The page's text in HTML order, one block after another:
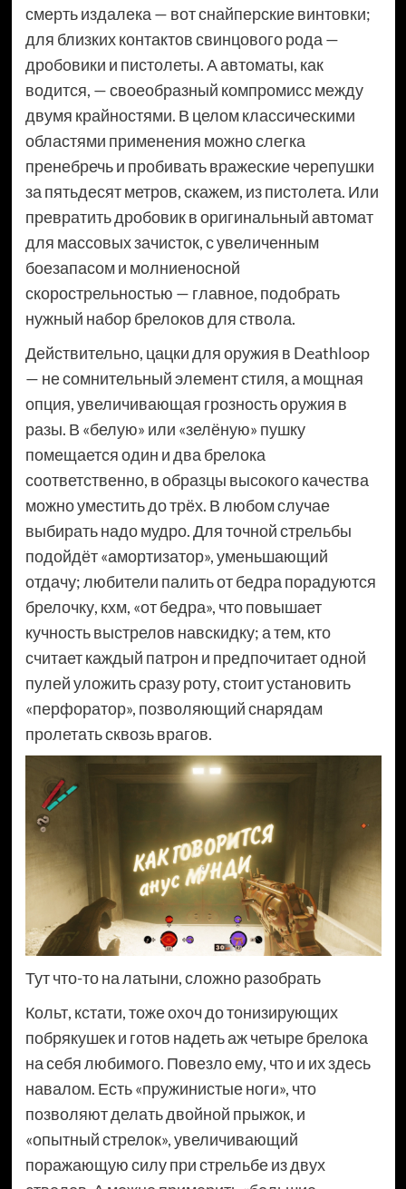
смерть издалека — вот снайперские винтовки;
для близких контактов свинцового рода —
дробовики и пистолеты. А автоматы, как
водится, — своеобразный компромисс между
двумя крайностями. В целом классическими
областями применения можно слегка
пренебречь и пробивать вражеские черепушки
за пятьдесят метров, скажем, из пистолета. Или
превратить дробовик в оригинальный автомат
для массовых зачисток, с увеличенным
боезапасом и молниеносной
скорострельностью — главное, подобрать
нужный набор брелоков для ствола.
Действительно, цацки для оружия в Deathloop
— не сомнительный элемент стиля, а мощная
опция, увеличивающая грозность оружия в
разы. В «белую» или «зелёную» пушку
помещается один и два брелока
соответственно, в образцы высокого качества
можно уместить до трёх. В любом случае
выбирать надо мудро. Для точной стрельбы
подойдёт «амортизатор», уменьшающий
отдачу; любители палить от бедра порадуются
брелочку, кхм, «от бедра», что повышает
кучность выстрелов навскидку; а тем, кто
считает каждый патрон и предпочитает одной
пулей уложить сразу роту, стоит установить
«перфоратор», позволяющий снарядам
пролетать сквозь врагов.
Тут что-то на латыни, сложно разобрать
Кольт, кстати, тоже охоч до тонизирующих
побрякушек и готов надеть аж четыре брелока
на себя любимого. Повезло ему, что и их здесь
навалом. Есть «пружинистые ноги», что
позволяют делать двойной прыжок, и
«опытный стрелок», увеличивающий
поражающую силу при стрельбе из двух